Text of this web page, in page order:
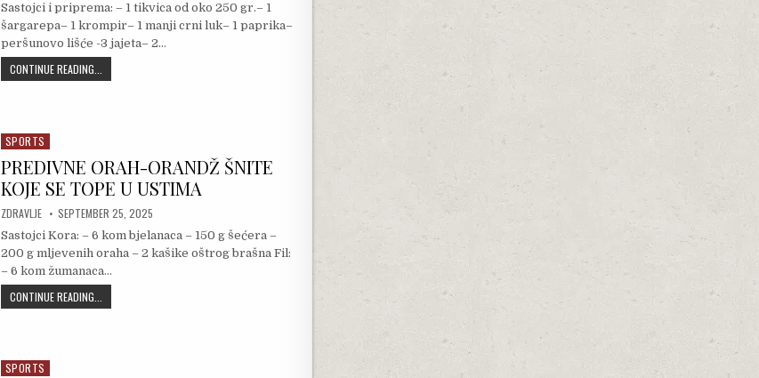
Sastojci i priprema: – 1 tikvica od oko 250 gr.– 1
šargarepa– 1 krompir– 1 manji crni luk– 1 paprika–
peršunovo lišće -3 jajeta– 2…
CONTINUE READING... PLJESKAVICE OD POVRĆA ZA ČAS GOTOVE. DETALJI PRIPREME U KOMENTARU
Posted in
SPORTS
PREDIVNE ORAH-ORANDŽ ŠNITE
KOJE SE TOPE U USTIMA
AUTHOR:
ZDRAVLJE PUBLISHED DATE:
SEPTEMBER 25, 2025
Sastojci Kora: – 6 kom bjelanaca – 150 g šećera –
200 g mljevenih oraha – 2 kašike oštrog brašna Fil:
– 6 kom žumanaca…
CONTINUE READING... PREDIVNE ORAH-ORANDŽ ŠNITE KOJE SE TOPE U USTIMA
Posted in
SPORTS